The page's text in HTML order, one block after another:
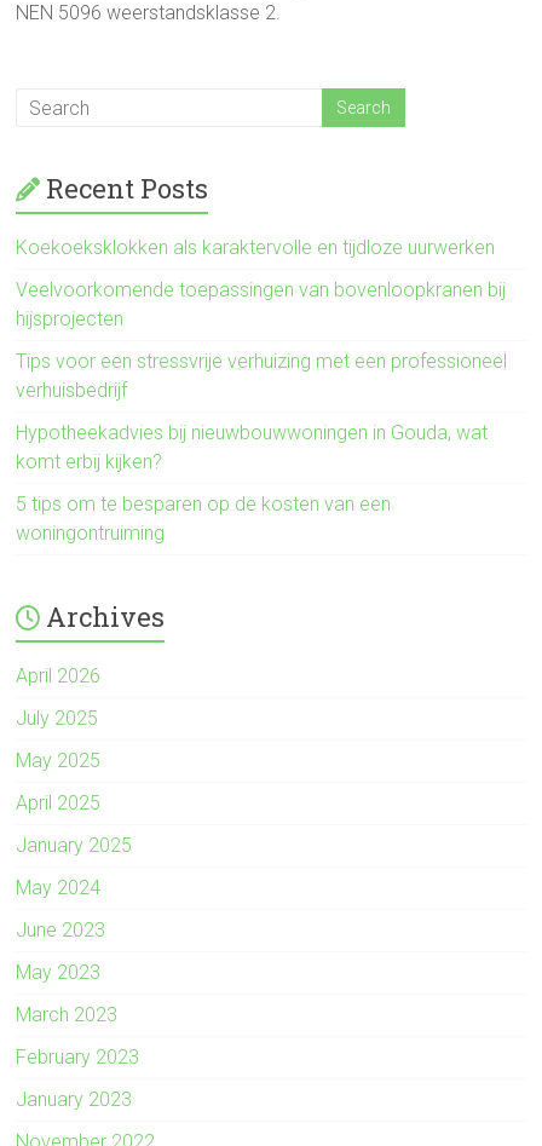
NEN 5096 weerstandsklasse 2.
Recent Posts
Koekoeksklokken als karaktervolle en tijdloze uurwerken
Veelvoorkomende toepassingen van bovenloopkranen bij
hijsprojecten
Tips voor een stressvrije verhuizing met een professioneel
verhuisbedrijf
Hypotheekadvies bij nieuwbouwwoningen in Gouda, wat
komt erbij kijken?
5 tips om te besparen op de kosten van een
woningontruiming
Archives
April 2026
July 2025
May 2025
April 2025
January 2025
May 2024
June 2023
May 2023
March 2023
February 2023
January 2023